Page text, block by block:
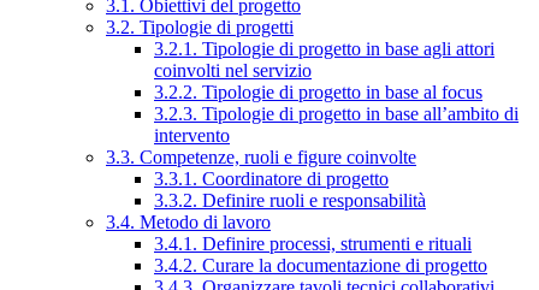
3.1. Obiettivi del progetto
3.2. Tipologie di progetti
3.2.1. Tipologie di progetto in base agli attori
coinvolti nel servizio
3.2.2. Tipologie di progetto in base al focus
3.2.3. Tipologie di progetto in base all’ambito di
intervento
3.3. Competenze, ruoli e figure coinvolte
3.3.1. Coordinatore di progetto
3.3.2. Definire ruoli e responsabilità
3.4. Metodo di lavoro
3.4.1. Definire processi, strumenti e rituali
3.4.2. Curare la documentazione di progetto